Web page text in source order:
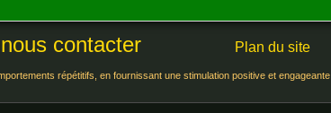
contacter Plan du site
répétitifs, en fournissant une stimulation positive et engageante.